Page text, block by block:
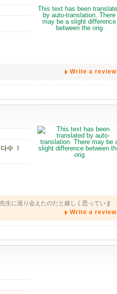
Write a review
수 ！
生に巡り会えたのだと嬉しく思っていま
Write a review